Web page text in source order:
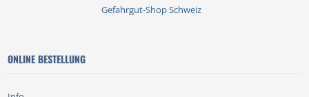
Gefahrgut-Shop Schweiz
ONLINE BESTELLUNG